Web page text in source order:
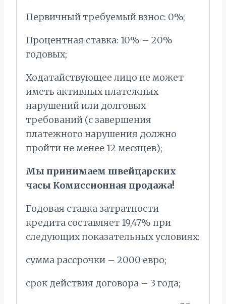
Первичный требуемый взнос: 0%;
Процентная ставка: 10% – 20%
годовых;
Ходатайствующее лицо не может
иметь активных платежных
нарушений или долговых
требований (с завершения
платежного нарушения должно
пройти не менее 12 месяцев);
Мы принимаем швейцарских
часы Комиссионная продажа!
Годовая ставка затратности
кредита составляет 19,47% при
следующих показательных условиях:
сумма рассрочки – 2000 евро;
срок действия договора – 3 года;